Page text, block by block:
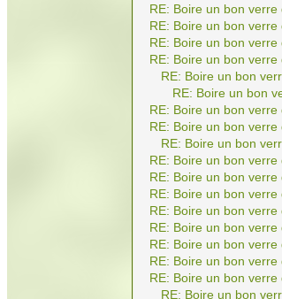
RE: Boire un bon verre
RE: Boire un bon verre
RE: Boire un bon verre
RE: Boire un bon verre
RE: Boire un bon
RE: Boire un bon
RE: Boire un bon verre
RE: Boire un bon verre
RE: Boire un bon
RE: Boire un bon verre
RE: Boire un bon verre
RE: Boire un bon verre
RE: Boire un bon verre
RE: Boire un bon verre
RE: Boire un bon verre
RE: Boire un bon verre
RE: Boire un bon verre
RE: Boire un bon